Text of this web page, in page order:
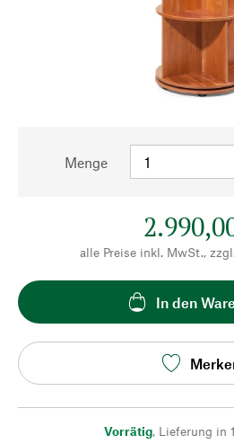
Menge
alle Preise inkl. MwSt.,
In den
Vorrätig, Lieferung in